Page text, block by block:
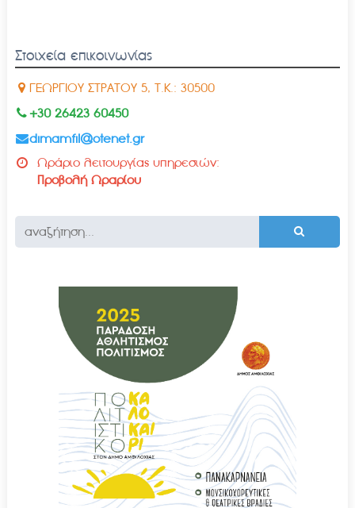
Στοιχεία επικοινωνίας
ΓΕΩΡΓΙΟΥ ΣΤΡΑΤΟΥ 5, Τ.Κ.: 30500
+30 26423 60450
dimamfil@otenet.gr
Ωράριο λειτουργίας υπηρεσιών:
Προβολή Ωραρίου